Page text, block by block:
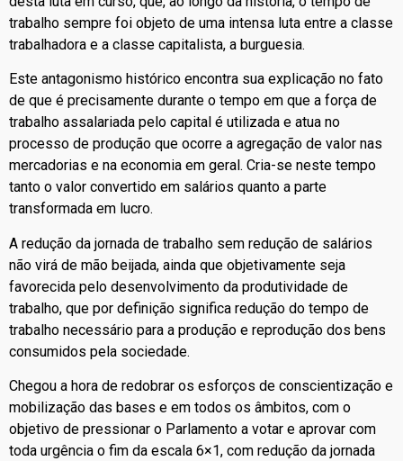
trabalho sempre foi objeto de uma intensa luta entre a classe
trabalhadora e a classe capitalista, a burguesia.
Este antagonismo histórico encontra sua explicação no fato
de que é precisamente durante o tempo em que a força de
trabalho assalariada pelo capital é utilizada e atua no
processo de produção que ocorre a agregação de valor nas
mercadorias e na economia em geral. Cria-se neste tempo
tanto o valor convertido em salários quanto a parte
transformada em lucro.
A redução da jornada de trabalho sem redução de salários
não virá de mão beijada, ainda que objetivamente seja
favorecida pelo desenvolvimento da produtividade de
trabalho, que por definição significa redução do tempo de
trabalho necessário para a produção e reprodução dos bens
consumidos pela sociedade.
Chegou a hora de redobrar os esforços de conscientização e
mobilização das bases e em todos os âmbitos, com o
objetivo de pressionar o Parlamento a votar e aprovar com
toda urgência o fim da escala 6×1, com redução da jornada